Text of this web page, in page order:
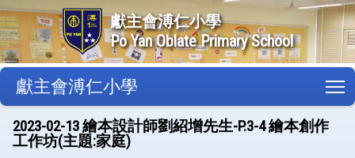
獻主會溥仁小學
Po Yan Oblate Primary School
獻主會溥仁小學
2023-02-13 繪本設計師劉紹增先生-P.3-4 繪本創作
工作坊(主題:家庭)